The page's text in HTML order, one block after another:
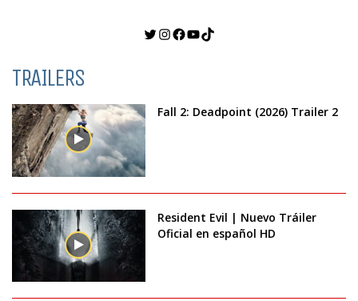
Twitter
Instagram
Facebook
YouTube
TikTok
TRAILERS
Fall 2: Deadpoint (2026) Trailer 2
Resident Evil | Nuevo Tráiler
Oficial en español HD